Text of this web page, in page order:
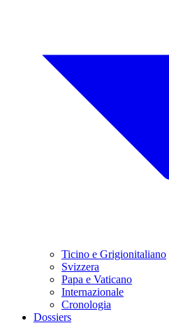
Ticino e Grigionitaliano
Svizzera
Papa e Vaticano
Internazionale
Cronologia
Dossiers